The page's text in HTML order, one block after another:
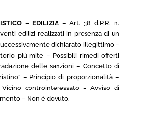
– EDILIZIA– Art. 38 d.P.R. n.
edilizi realizzati in presenza di un
dichiarato illegittimo –
più mite – Possibili rimedi offerti
delle sanzioni – Concetto di
– Principio di proporzionalità –
controinteressato – Avviso di
– Non è dovuto.